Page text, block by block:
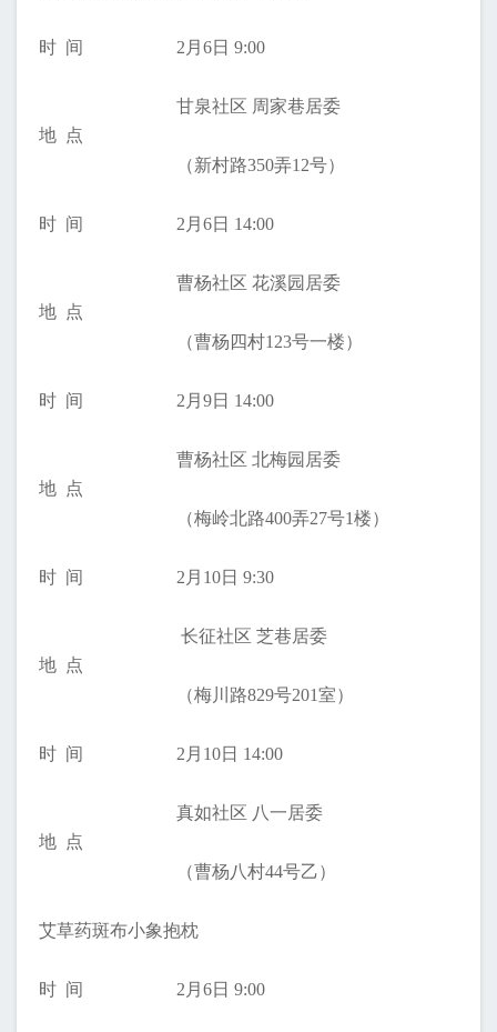
时 间 2月6日 9:00
地 点
甘泉社区 周家巷居委
（新村路350弄12号）
时 间 2月6日 14:00
地 点
曹杨社区 花溪园居委
（曹杨四村123号一楼）
时 间 2月9日 14:00
地 点
曹杨社区 北梅园居委
（梅岭北路400弄27号1楼）
时 间 2月10日 9:30
地 点
长征社区 芝巷居委
（梅川路829号201室）
时 间 2月10日 14:00
地 点
真如社区 八一居委
（曹杨八村44号乙）
艾草药斑布小象抱枕
时 间 2月6日 9:00